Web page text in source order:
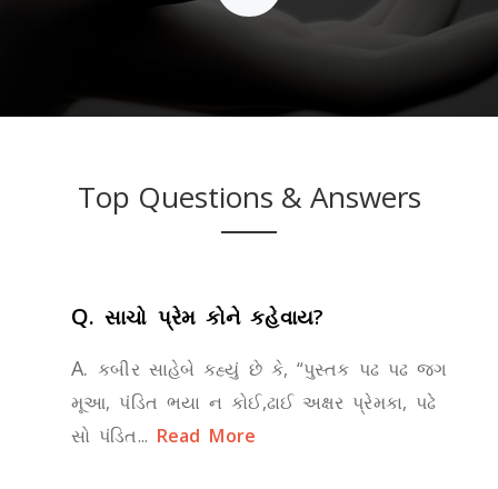
Top Questions & Answers
Q.સાચો પ્રેમ કોને કહેવાય?
A. કબીર સાહેબે કહ્યું છે કે, “પુસ્તક પઢ પઢ જગ
મૂઆ, પંડિત ભયા ન કોઈ,ઢાઈ અક્ષર પ્રેમકા, પઢે
સો પંડિત... Read More